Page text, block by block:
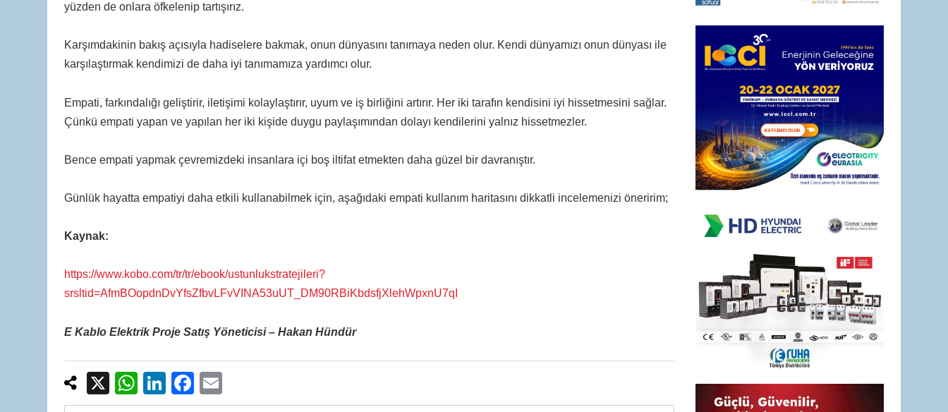
yüzden de onlara öfkelenip tartışırız.
Karşımdakinin bakış açısıyla hadiselere bakmak, onun dünyasını tanımaya neden olur. Kendi dünyamızı onun dünyası ile
karşılaştırmak kendimizi de daha iyi tanımamıza yardımcı olur.
Empati, farkındalığı geliştirir, iletişimi kolaylaştırır, uyum ve iş birliğini artırır. Her iki tarafın kendisini iyi hissetmesini sağlar.
Çünkü empati yapan ve yapılan her iki kişide duygu paylaşımından dolayı kendilerini yalnız hissetmezler.
Bence empati yapmak çevremizdeki insanlara içi boş iltifat etmekten daha güzel bir davranıştır.
Günlük hayatta empatiyi daha etkili kullanabilmek için, aşağıdaki empati kullanım haritasını dikkatli incelemenizi öneririm;
Kaynak:
https://www.kobo.com/tr/tr/ebook/ustunlukstratejileri?
srsltid=AfmBOopdnDvYfsZfbvLFvVINA53uUT_DM90RBiKbdsfjXlehWpxnU7qI
E Kablo Elektrik Proje Satış Yöneticisi – Hakan Hündür
X
W
h
Li
n
F
a
m